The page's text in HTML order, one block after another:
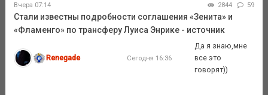
Вчера 07:14 2844 59
Стали известны подробности соглашения «Зенита» и
«Фламенго» по трансферу Луиса Энрике - источник
Renegade Сегодня 16:36
Да я знаю,мне
все это
говорят))